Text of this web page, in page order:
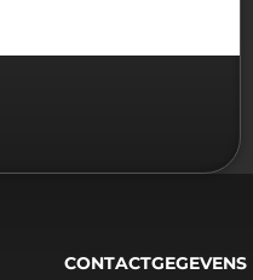
CONTACTGEGEVENS